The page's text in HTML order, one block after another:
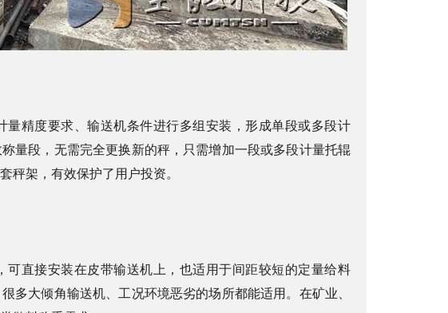
精度要求、输送机条件进行多组安装，形成单段或多段计
量段，无需完全更换新的秤，只需增加一段或多段计量托辊
秤架，有效保护了用户投资。
直接安装在皮带输送机上，也适用于间距较短的定量给料
多大倾角输送机、工况环境恶劣的场所都能适用。在矿业、